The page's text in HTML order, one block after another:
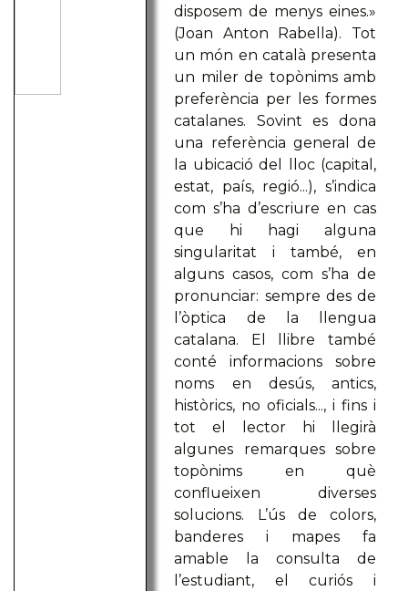
disposem de menys eines.»
(Joan Anton Rabella). Tot
un món en català presenta
un miler de topònims amb
preferència per les formes
catalanes. Sovint es dona
una referència general de
la ubicació del lloc (capital,
estat, país, regió...), s’indica
com s’ha d’escriure en cas
que hi hagi alguna
singularitat i també, en
alguns casos, com s’ha de
pronunciar: sempre des de
l’òptica de la llengua
catalana. El llibre també
conté informacions sobre
noms en desús, antics,
històrics, no oficials..., i fins i
tot el lector hi llegirà
algunes remarques sobre
topònims en què
conflueixen diverses
solucions. L’ús de colors,
banderes i mapes fa
amable la consulta de
l’estudiant, el curiós i